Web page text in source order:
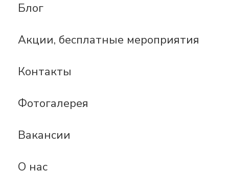
Блог
Акции, бесплатные мероприятия
Контакты
Фотогалерея
Вакансии
О нас